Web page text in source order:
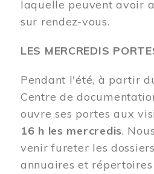
laquelle peuvent avoir
sur rendez-vous.
LES MERCREDIS
Pendant l'été, à partir
Centre de
ouvre ses portes aux
16 h les mercredis.
venir fureter les
annuaires et